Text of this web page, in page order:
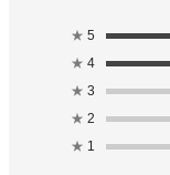
★ 5
★ 4
★ 3
★ 2
★ 1